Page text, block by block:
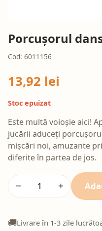
Porcușorul
Cod: 6011156
13,92 lei
Stoc epuizat
Este multă voioșie aici!
jucării aduceți
mișcări noi, amuzante
diferite în partea de jos.
− +
🚚Livrare în 1-3 zile